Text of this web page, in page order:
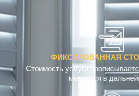
ФИКСИРОВАННАЯ
Стоимость услуги
меняется в